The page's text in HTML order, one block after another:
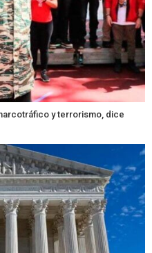
y terrorismo, dice